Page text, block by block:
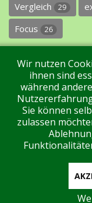
Vergleich 29
Focus 26
Impressum
Tags
Aktuell sind 113
Wir nutzen
ihnen sind
während
Sie können
zulassen